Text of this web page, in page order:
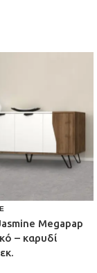
Megapap
– καρυδί